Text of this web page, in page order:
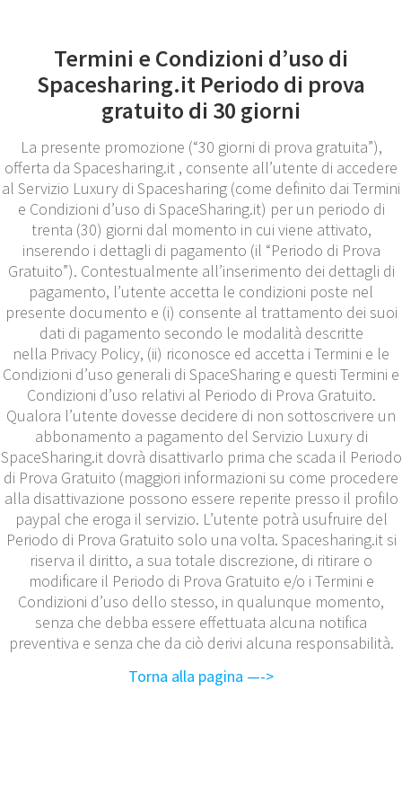
Termini e Condizioni d’uso di
Spacesharing.it Periodo di prova
gratuito di 30 giorni
La presente promozione (“30 giorni di prova gratuita”),
offerta da Spacesharing.it , consente all’utente di accedere
al Servizio Luxury di Spacesharing (come definito dai Termini
e Condizioni d’uso di SpaceSharing.it) per un periodo di
trenta (30) giorni dal momento in cui viene attivato,
inserendo i dettagli di pagamento (il “Periodo di Prova
Gratuito”). Contestualmente all’inserimento dei dettagli di
pagamento, l’utente accetta le condizioni poste nel
presente documento e (i) consente al trattamento dei suoi
dati di pagamento secondo le modalità descritte
nella Privacy Policy, (ii) riconosce ed accetta i Termini e le
Condizioni d’uso generali di SpaceSharing e questi Termini e
Condizioni d’uso relativi al Periodo di Prova Gratuito.
Qualora l’utente dovesse decidere di non sottoscrivere un
abbonamento a pagamento del Servizio Luxury di
SpaceSharing.it dovrà disattivarlo prima che scada il Periodo
di Prova Gratuito (maggiori informazioni su come procedere
alla disattivazione possono essere reperite presso il profilo
paypal che eroga il servizio. L’utente potrà usufruire del
Periodo di Prova Gratuito solo una volta. Spacesharing.it si
riserva il diritto, a sua totale discrezione, di ritirare o
modificare il Periodo di Prova Gratuito e/o i Termini e
Condizioni d’uso dello stesso, in qualunque momento,
senza che debba essere effettuata alcuna notifica
preventiva e senza che da ciò derivi alcuna responsabilità.
Torna alla pagina —->